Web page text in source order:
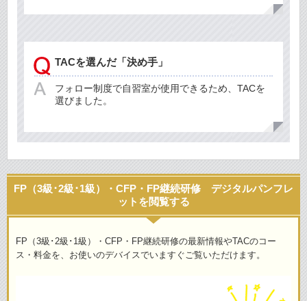
TACを選んだ「決め手」
フォロー制度で自習室が使用できるため、TACを
選びました。
FP（3級･2級･1級）・CFP・FP継続研修 デジタルパンフレ
ットを閲覧する
FP（3級･2級･1級）・CFP・FP継続研修の最新情報やTACのコー
ス・料金を、お使いのデバイスでいますぐご覧いただけます。